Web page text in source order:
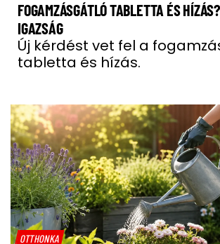
FOGAMZÁSGÁTLÓ TABLETTA ÉS
IGAZSÁG
Új kérdést vet fel a
tabletta és hízás.
OTTHONKA